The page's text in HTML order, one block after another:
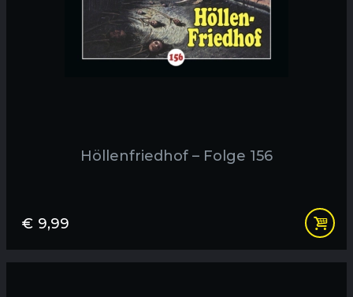
Höllenfriedhof – Folge 156
€ 9,99